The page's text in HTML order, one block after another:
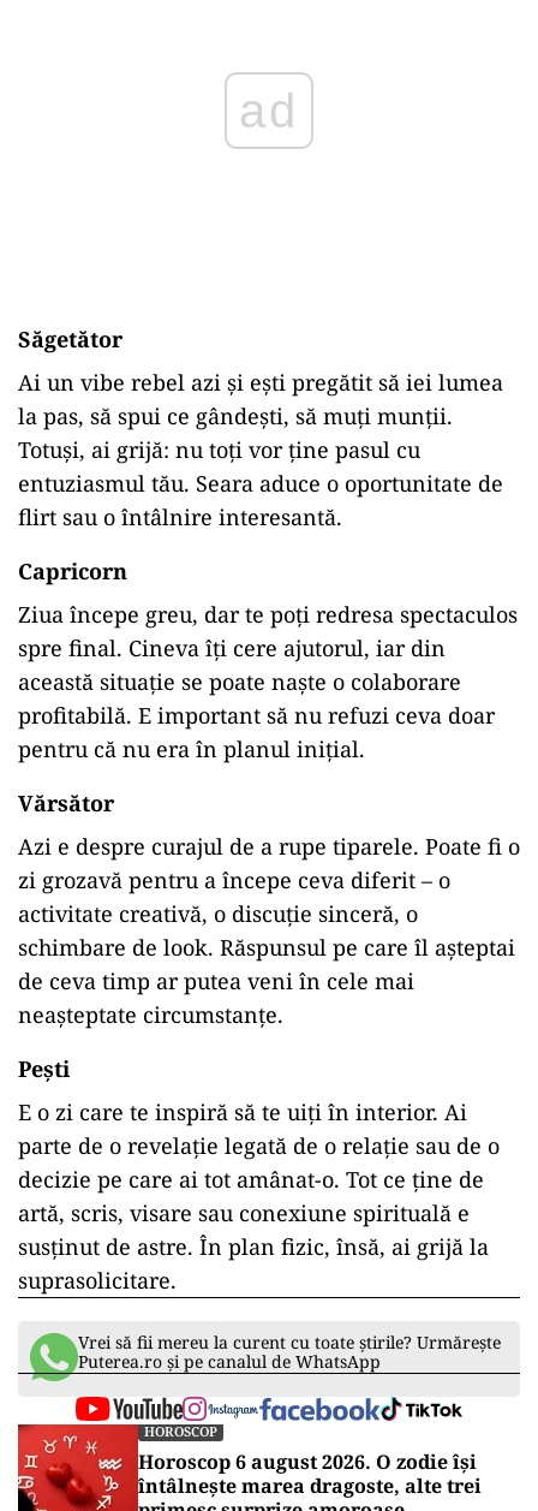
ad
Săgetător
Ai un vibe rebel azi și ești pregătit să iei lumea
la pas, să spui ce gândești, să muți munții.
Totuși, ai grijă: nu toți vorține pasul cu
entuziasmul tău. Seara aduce o oportunitate de
flirt sau o întâlnire interesantă.
Capricorn
Ziua începe greu, darte poți redresa spectaculos
spre final. Cineva îți cere ajutorul, iar din
această situație se poate naște o colaborare
profitabilă. E important să nu refuzi ceva doar
pentru că nu era în planul inițial.
Vărsător
Azi e despre curajul de a rupe tiparele. Poate fi o
zi grozavă pentru a începe ceva diferit – o
activitate creativă, o discuție sinceră, o
schimbare de look. Răspunsul pe care îl așteptai
de ceva timp arputea veni în cele mai
neașteptate circumstanțe.
Pești
E o zi care te inspiră să te uiți în interior. Ai
parte de o revelație legată de o relație sau de o
decizie pe care ai tot amânat-o. Tot ce ține de
artă, scris, visare sau conexiune spirituală e
susținut de astre. În plan fizic, însă, ai grijă la
suprasolicitare.
Vrei să fii mereu la curent cu toate știrile? Urmărește
Puterea.ro și pe canalul de WhatsApp
HOROSCOP
Horoscop 6 august 2026. O zodie își
întâlnește marea dragoste, alte trei